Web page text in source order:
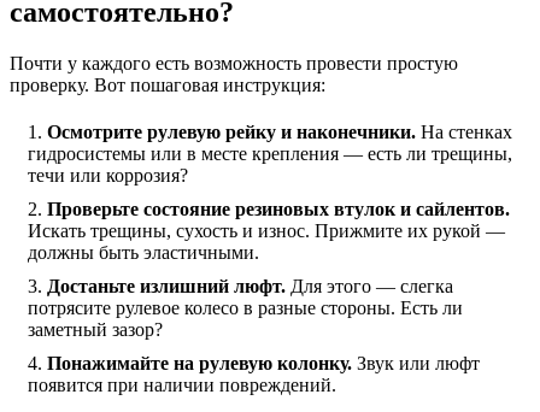
самостоятельно?
Почти у каждого есть возможность провести простую
проверку. Вот пошаговая инструкция:
Осмотрите рулевую рейку и наконечники. На стенках
гидросистемы или в месте крепления — есть ли трещины,
течи или коррозия?
Проверьте состояние резиновых втулок и сайлентов.
Искать трещины, сухость и износ. Прижмите их рукой —
должны быть эластичными.
Достаньте излишний люфт. Для этого — слегка
потрясите рулевое колесо в разные стороны. Есть ли
заметный зазор?
Понажимайте на рулевую колонку. Звук или люфт
появится при наличии повреждений.